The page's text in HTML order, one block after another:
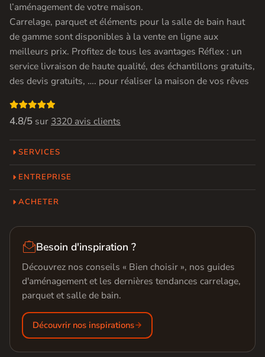
l’aménagement de votre maison.
Carrelage, parquet et éléments pour la salle de bain haut
de gamme sont disponibles à la vente en ligne aux
meilleurs prix. Profitez de tous les avantages Réflex : un
service livraison de haute qualité, des échantillons gratuits,
des devis gratuits, …. pour réaliser la maison de vos rêves

4.8/5 sur 3320 avis clients
SERVICES
ENTREPRISE
ACHETER
Besoin d'inspiration ?
Découvrez nos conseils « Bien choisir », nos guides
d'aménagement et les dernières tendances carrelage,
parquet et salle de bain.
Découvrir nos inspirations